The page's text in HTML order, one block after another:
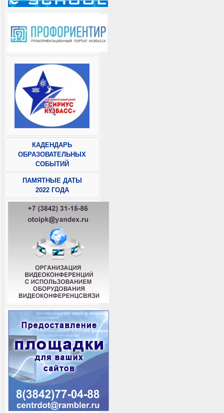
КАДЕНДАРЬ
ОБРАЗОВАТЕЛЬНЫХ
СОБЫТИЙ
ПАМЯТНЫЕ ДАТЫ
2022 ГОДА